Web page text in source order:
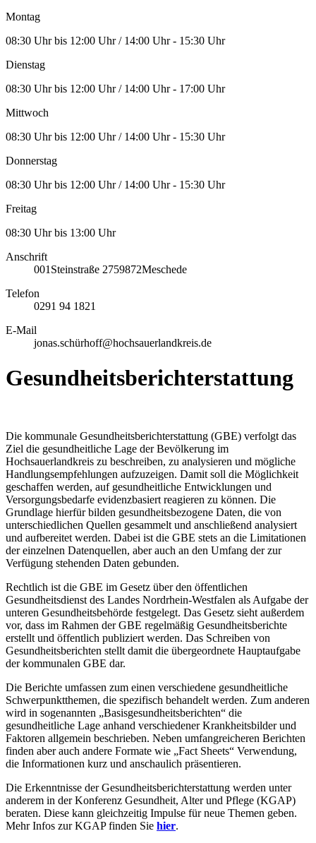
Montag
08:30 Uhr bis 12:00 Uhr / 14:00 Uhr - 15:30 Uhr
Dienstag
08:30 Uhr bis 12:00 Uhr / 14:00 Uhr - 17:00 Uhr
Mittwoch
08:30 Uhr bis 12:00 Uhr / 14:00 Uhr - 15:30 Uhr
Donnerstag
08:30 Uhr bis 12:00 Uhr / 14:00 Uhr - 15:30 Uhr
Freitag
08:30 Uhr bis 13:00 Uhr
Anschrift
001 Steinstraße 2759872Meschede
Telefon
0291 94 1821
E-Mail
jonas.schürhoff@hochsauerlandkreis.de
Gesundheitsberichterstattung
Die kommunale Gesundheitsberichterstattung (GBE) verfolgt das
Ziel die gesundheitliche Lage der Bevölkerung im
Hochsauerlandkreis zu beschreiben, zu analysieren und mögliche
Handlungsempfehlungen aufzuzeigen. Damit soll die Möglichkeit
geschaffen werden, auf gesundheitliche Entwicklungen und
Versorgungsbedarfe evidenzbasiert reagieren zu können. Die
Grundlage hierfür bilden gesundheitsbezogene Daten, die von
unterschiedlichen Quellen gesammelt und anschließend analysiert
und aufbereitet werden. Dabei ist die GBE stets an die Limitationen
der einzelnen Datenquellen, aber auch an den Umfang der zur
Verfügung stehenden Daten gebunden.
Rechtlich ist die GBE im Gesetz über den öffentlichen
Gesundheitsdienst des Landes Nordrhein-Westfalen als Aufgabe der
unteren Gesundheitsbehörde festgelegt. Das Gesetz sieht außerdem
vor, dass im Rahmen der GBE regelmäßig Gesundheitsberichte
erstellt und öffentlich publiziert werden. Das Schreiben von
Gesundheitsberichten stellt damit die übergeordnete Hauptaufgabe
der kommunalen GBE dar.
Die Berichte umfassen zum einen verschiedene gesundheitliche
Schwerpunktthemen, die spezifisch behandelt werden. Zum anderen
wird in sogenannten „Basisgesundheitsberichten“ die
gesundheitliche Lage anhand verschiedener Krankheitsbilder und
Faktoren allgemein beschrieben. Neben umfangreicheren Berichten
finden aber auch andere Formate wie „Fact Sheets“ Verwendung,
die Informationen kurz und anschaulich präsentieren.
Die Erkenntnisse der Gesundheitsberichterstattung werden unter
anderem in der Konferenz Gesundheit, Alter und Pflege (KGAP)
beraten. Diese kann gleichzeitig Impulse für neue Themen geben.
Mehr Infos zur KGAP finden Sie hier.